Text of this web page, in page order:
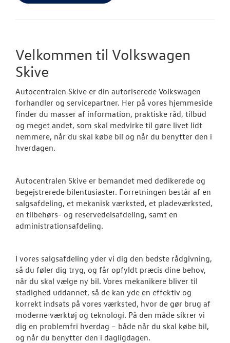
Velkommen til Volkswagen
Skive
Autocentralen Skive er din autoriserede Volkswagen
forhandler og servicepartner. Her på vores hjemmeside
finder du masser af information, praktiske råd, tilbud
og meget andet, som skal medvirke til gøre livet lidt
nemmere, når du skal købe bil og når du benytter den i
hverdagen.
Autocentralen Skive er bemandet med dedikerede og
begejstrerede bilentusiaster. Forretningen består af en
salgsafdeling, et mekanisk værksted, et pladeværksted,
en tilbehørs- og reservedelsafdeling, samt en
administrationsafdeling.
I vores salgsafdeling yder vi dig den bedste rådgivning,
så du føler dig tryg, og får opfyldt præcis dine behov,
når du skal vælge ny bil. Vores mekanikere bliver til
stadighed uddannet, så de kan yde en effektiv og
korrekt indsats på vores værksted, hvor de gør brug af
moderne værktøj og teknologi. På den måde sikrer vi
dig en problemfri hverdag – både når du skal købe bil,
og når du benytter den i dagligdagen.